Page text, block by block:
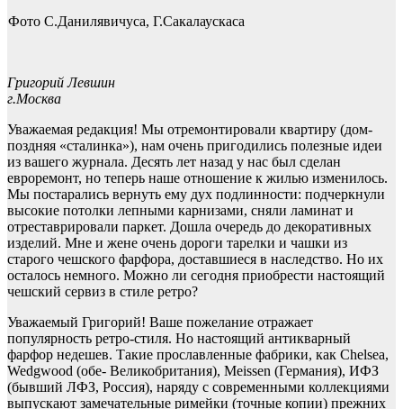
Фото С.Данилявичуса, Г.Сакалаускаса
Григорий Левшин
г.Москва
Уважаемая редакция! Мы отремонтировали квартиру (дом-
поздняя «сталинка»), нам очень пригодились полезные идеи
из вашего журнала. Десять лет назад у нас был сделан
евроремонт, но теперь наше отношение к жилью изменилось.
Мы постарались вернуть ему дух подлинности: подчеркнули
высокие потолки лепными карнизами, сняли ламинат и
отреставрировали паркет. Дошла очередь до декоративных
изделий. Мне и жене очень дороги тарелки и чашки из
старого чешского фарфора, доставшиеся в наследство. Но их
осталось немного. Можно ли сегодня приобрести настоящий
чешский сервиз в стиле ретро?
Уважаемый Григорий! Ваше пожелание отражает
популярность ретро-стиля. Но настоящий антикварный
фарфор недешев. Такие прославленные фабрики, как Chelsea,
Wedgwood (обе- Великобритания), Meissen (Германия), ИФЗ
(бывший ЛФЗ, Россия), наряду с современными коллекциями
выпускают замечательные римейки (точные копии) прежних